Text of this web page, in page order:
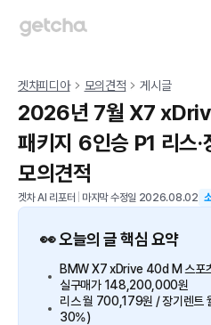
겟차피디아 모의견적 게시글
2026년 7월 X7
패키지 6인승 P1 리스
모의견적
겟차 AI 리포터 마지막 수정일 2026.08.02
👀 오늘의 글 핵심 요약
BMW X7 xDrive 40d M 스포
실구매가 148,200,000원
리스 월 700,179원 / 장기렌트
30%)